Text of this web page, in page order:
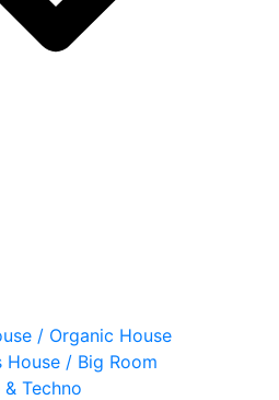
/ Organic House
House / Big Room
Techno